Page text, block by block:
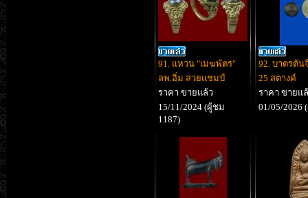
91. แหวน "เมฆพัตร"
ลพ.อิ่ม สวยแชมป์
ราคา ขายแล้ว
15/11/2024 (ผู้ชม
1187)
92. บาตรตัน
25 สตางค์
ราคา ขายแ
01/05/2026